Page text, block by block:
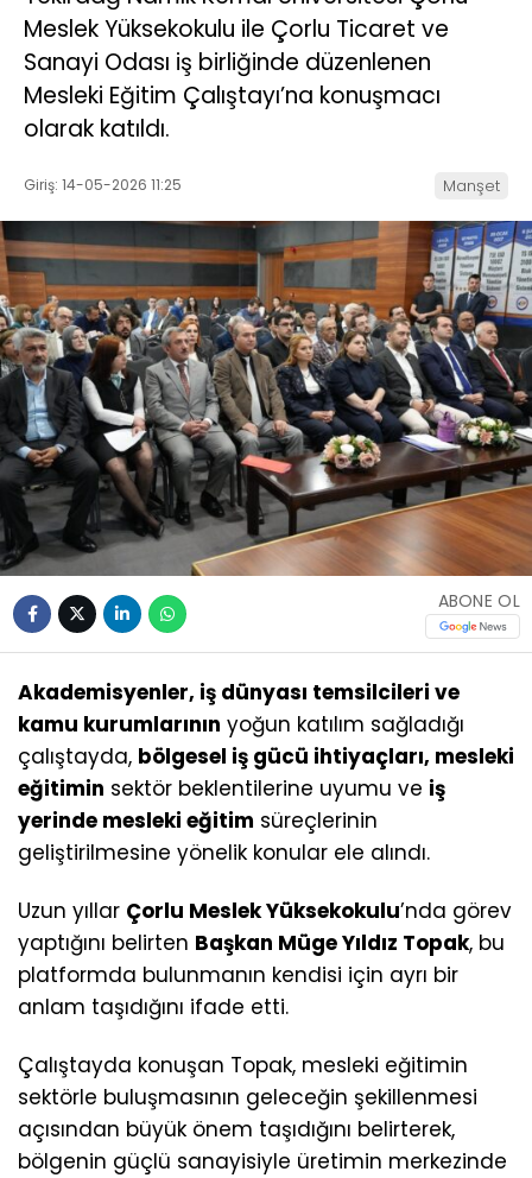
Meslek Yüksekokulu ile Çorlu Ticaret ve
Sanayi Odası iş birliğinde düzenlenen
Mesleki Eğitim Çalıştayı’na konuşmacı
olarak katıldı.
Giriş: 14-05-2026 11:25 Manşet
ABONE OL
Akademisyenler, iş dünyası temsilcileri ve
kamu kurumlarının yoğun katılım sağladığı
çalıştayda, bölgesel iş gücü ihtiyaçları, mesleki
eğitimin sektör beklentilerine uyumu ve iş
yerinde mesleki eğitim süreçlerinin
geliştirilmesine yönelik konular ele alındı.
Uzun yıllar Çorlu Meslek Yüksekokulu’nda görev
yaptığını belirten Başkan Müge Yıldız Topak, bu
platformda bulunmanın kendisi için ayrı bir
anlam taşıdığını ifade etti.
Çalıştayda konuşan Topak, mesleki eğitimin
sektörle buluşmasının geleceğin şekillenmesi
açısından büyük önem taşıdığını belirterek,
bölgenin güçlü sanayisiyle üretimin merkezinde